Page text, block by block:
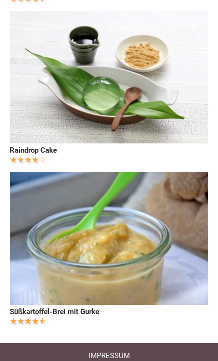
Raindrop Cake
Süßkartoffel-Brei mit Gurke
IMPRESSUM